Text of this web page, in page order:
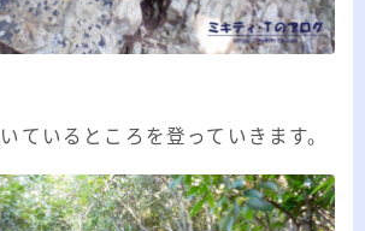
ているところを登っていきます。